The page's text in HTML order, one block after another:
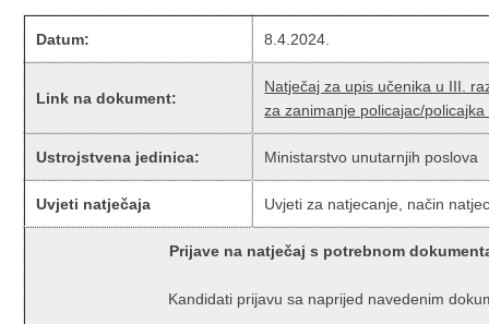
Datum: 8.4.2024.
Link na dokument:
Natječaj za upis učenika u III.
za zanimanje policajac/
Ustrojstvena jedinica: Ministarstvo unutarnjih poslova
Uvjeti natječaja Uvjeti za natjecanje, način
Prijave na natječaj s potrebnom
Kandidati prijavu sa naprijed navedenim